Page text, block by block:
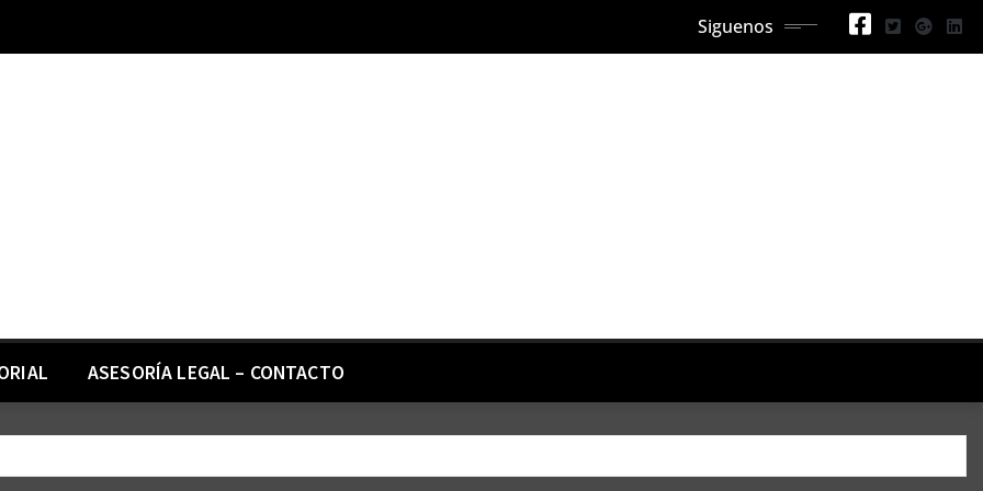
Siguenos
ASESORÍA LEGAL – CONTACTO